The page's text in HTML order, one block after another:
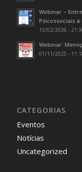
Webinar –
Psicossociais
15/02/2026 -
Webinar:
01/11/2025 -
CATEGORIAS
Eventos
Notícias
Uncategorized